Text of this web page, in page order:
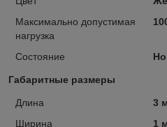
Максимально допустимая
нагрузка
Состояние
Габаритные размеры
Длина
3
Ширина
1